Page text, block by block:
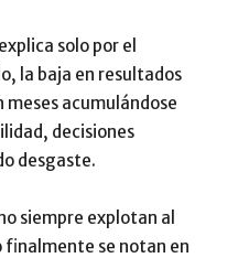
solo por el
la baja en resultados
acumulándose
decisiones
desgaste.
siempre explotan al
finalmente se notan en